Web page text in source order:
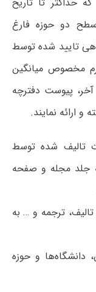
یا سطح دو حوزه فارغ
تایید شده توسط
مخصوص میانگین
پیوست دفترچه
تالیف شده توسط
جلد مجله و صفحه
ترجمه و … به
و حوزه